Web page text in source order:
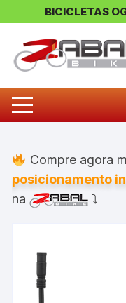
BICICLETAS
Compre agora
posicionamento
na
⤵